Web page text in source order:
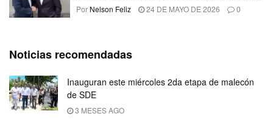
Por Nelson Feliz 24 DE MAYO DE 2026 0
Noticias recomendadas
Inauguran este miércoles 2da etapa de malecón
de SDE
3 MESES AGO